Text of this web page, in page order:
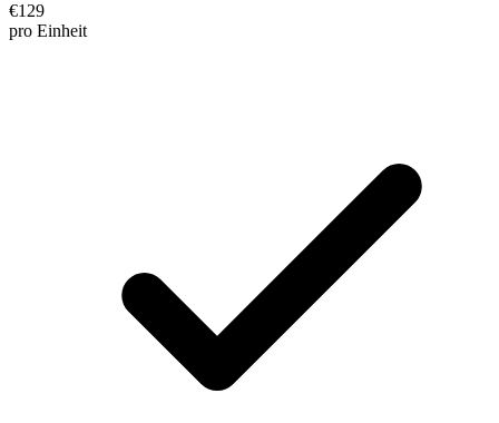
€129
pro Einheit